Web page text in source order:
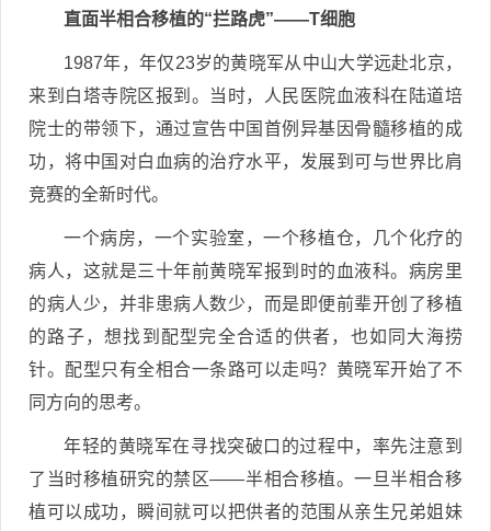
直面半相合移植的“拦路虎”——T细胞
1987年，年仅23岁的黄晓军从中山大学远赴北京，
来到白塔寺院区报到。当时，人民医院血液科在陆道培
院士的带领下，通过宣告中国首例异基因骨髓移植的成
功，将中国对白血病的治疗水平，发展到可与世界比肩
竞赛的全新时代。
一个病房，一个实验室，一个移植仓，几个化疗的
病人，这就是三十年前黄晓军报到时的血液科。病房里
的病人少，并非患病人数少，而是即便前辈开创了移植
的路子，想找到配型完全合适的供者，也如同大海捞
针。配型只有全相合一条路可以走吗？黄晓军开始了不
同方向的思考。
年轻的黄晓军在寻找突破口的过程中，率先注意到
了当时移植研究的禁区——半相合移植。一旦半相合移
植可以成功，瞬间就可以把供者的范围从亲生兄弟姐妹